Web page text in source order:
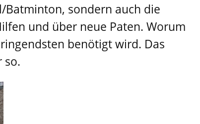
Batminton, sondern auch die
und über neue Paten. Worum
benötigt wird. Das
so.